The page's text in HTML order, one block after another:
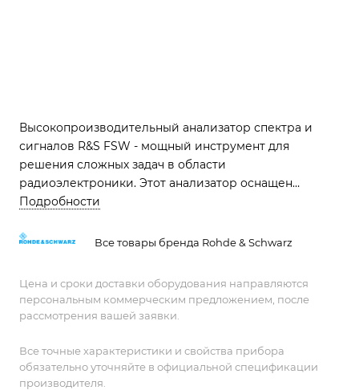
Высокопроизводительный анализатор спектра и
сигналов R&S FSW - мощный инструмент для
решения сложных задач в области
радиоэлектроники. Этот анализатор оснащен
передовыми технологиями, позволяющими
с высокой точностью и скоростью.
Подробности
Все товары бренда Rohde & Schwarz
Цена и сроки доставки оборудования направляются
персональным коммерческим предложением, после
рассмотрения вашей заявки.
Все точные характеристики и свойства прибора
обязательно уточняйте в официальной спецификации
производителя.